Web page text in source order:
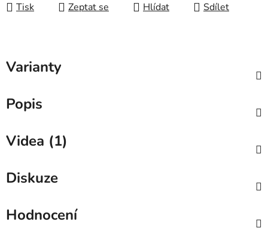
Tisk
Zeptat se Hlídat Sdílet
Varianty
Popis
Videa (1)
Diskuze
Hodnocení